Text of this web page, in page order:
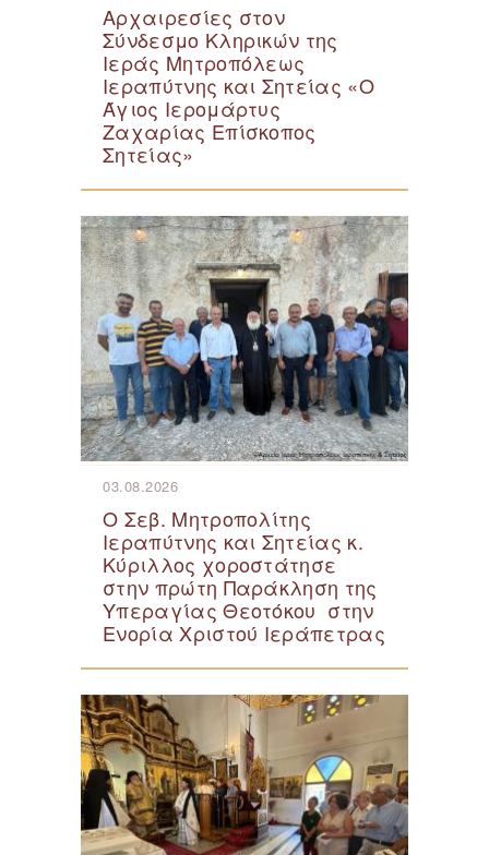
Αρχαιρεσίες στον
Σύνδεσμο Κληρικών της
Ιεράς Μητροπόλεως
Ιεραπύτνης και Σητείας «Ο
Άγιος Ιερομάρτυς
Ζαχαρίας Επίσκοπος
Σητείας»
03.08.2026
Ο Σεβ. Μητροπολίτης
Ιεραπύτνης και Σητείας κ.
Κύριλλος χοροστάτησε
στην πρώτη Παράκληση της
Υπεραγίας Θεοτόκου στην
Ενορία Χριστού Ιεράπετρας